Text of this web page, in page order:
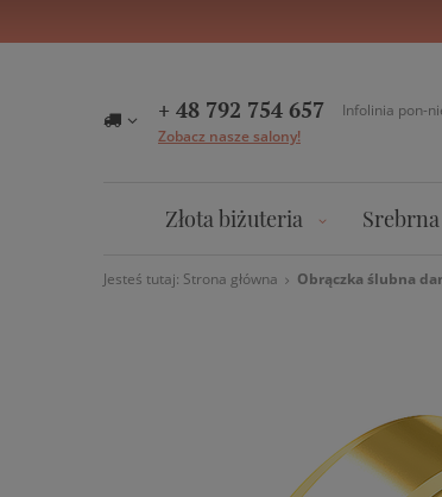
+ 48 792 754 657
Infolinia pon-
Zobacz nasze salony!
Złota biżuteria
Jesteś tutaj: Strona główna Obrączka ślubna